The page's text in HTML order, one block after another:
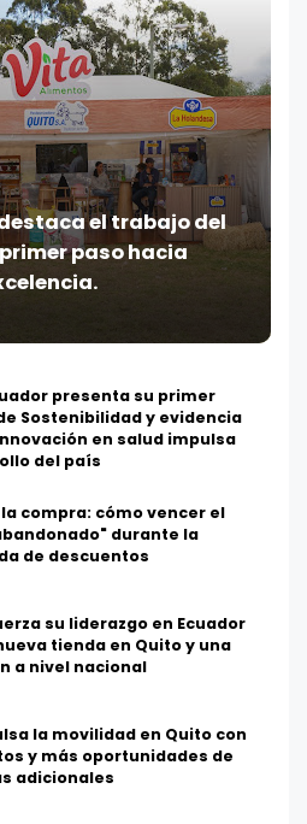
el trabajo del
paso hacia
presenta su primer
Sostenibilidad y evidencia
en salud impulsa
del país
la compra: cómo vencer el
durante la
de descuentos
su liderazgo en Ecuador
tienda en Quito y una
a nivel nacional
la movilidad en Quito con
y más oportunidades de
adicionales